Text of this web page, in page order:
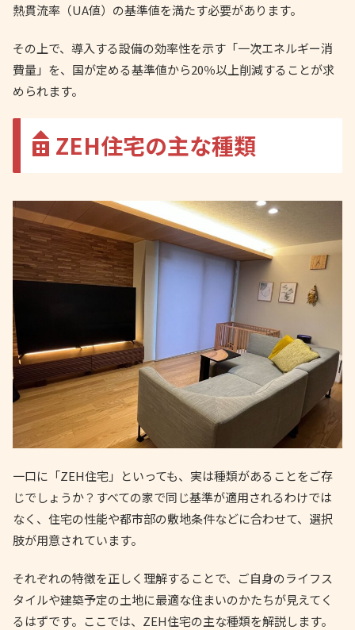
熱貫流率（UA値）の基準値を満たす必要があります。
その上で、導入する設備の効率性を示す「一次エネルギー消
費量」を、国が定める基準値から20％以上削減することが求
められます。
ZEH住宅の主な種類
一口に「ZEH住宅」といっても、実は種類があることをご存
じでしょうか？すべての家で同じ基準が適用されるわけでは
なく、住宅の性能や都市部の敷地条件などに合わせて、選択
肢が用意されています。
それぞれの特徴を正しく理解することで、ご自身のライフス
タイルや建築予定の土地に最適な住まいのかたちが見えてく
るはずです。ここでは、ZEH住宅の主な種類を解説します。